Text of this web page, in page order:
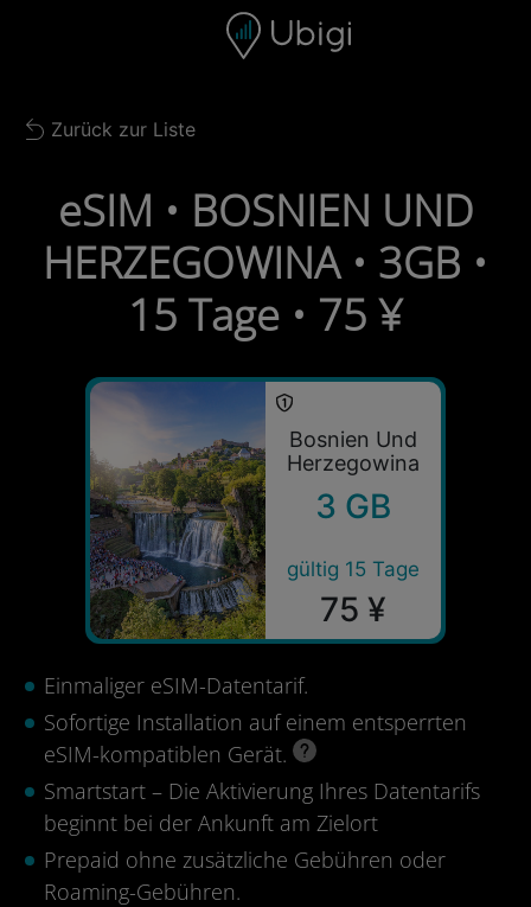
Navigationsleiste Fußzeile
Back to list
Zurück zur Liste
eSIM • BOSNIEN UND
HERZEGOWINA • 3GB •
15 Tage • 75 ¥
Bosnien Und
Herzegowina
3 GB
gültig 15 Tage
75 ¥
Einmaliger eSIM-Datentarif.
Sofortige Installation auf einem entsperrten
eSIM-kompatiblen Gerät.
Smartstart – Die Aktivierung Ihres Datentarifs
beginnt bei der Ankunft am Zielort
Prepaid ohne zusätzliche Gebühren oder
Roaming-Gebühren.